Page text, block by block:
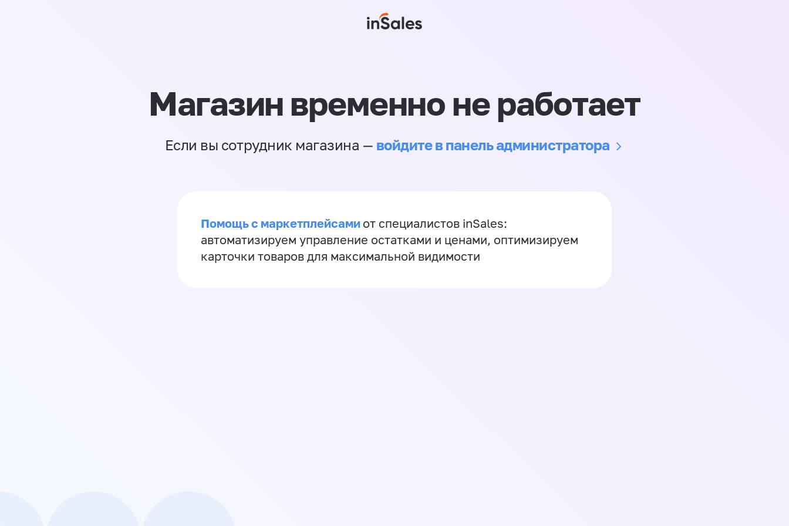
Магазин временно не работает
Если вы сотрудник магазина — войдите в панель администратора
Помощь с маркетплейсами от специалистов inSales:
автоматизируем управление остатками и ценами, оптимизируем
карточки товаров для максимальной видимости